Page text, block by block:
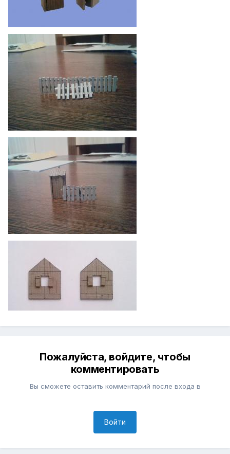
Пожалуйста, войдите, чтобы
комментировать
Вы сможете оставить комментарий после входа в
Войти